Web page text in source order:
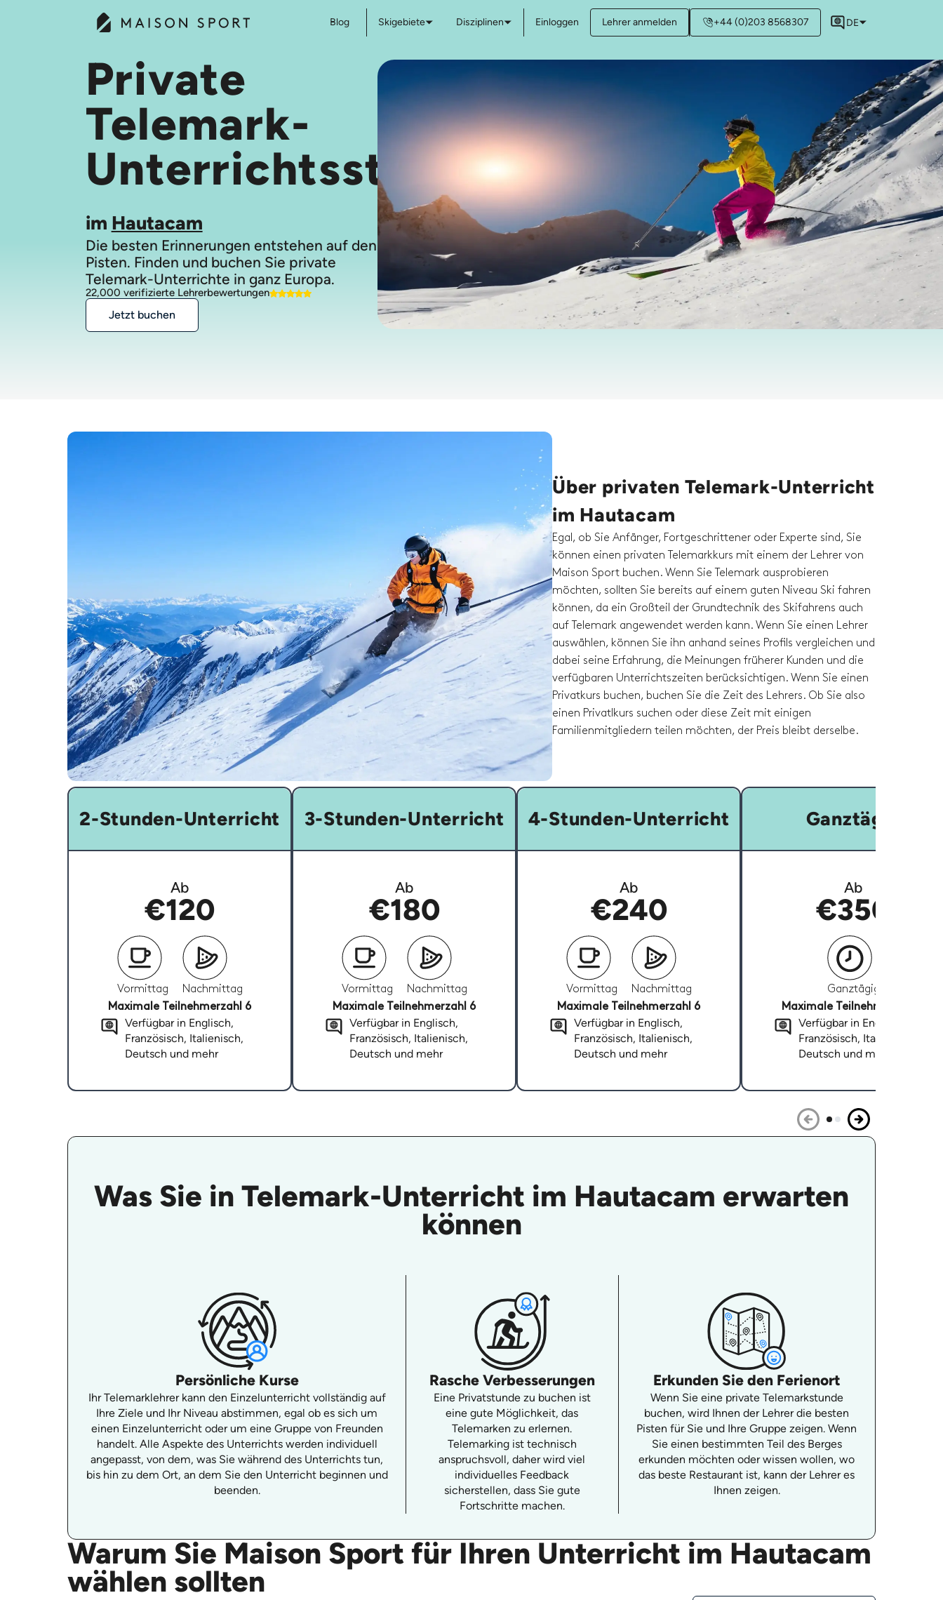
Blog Skigebiete Disziplinen Einloggen Lehrer anmelden +44 (0)203 8568307 DE
Private
Telemark-
Unterrichtsstunden
im Hautacam
Die besten Erinnerungen entstehen auf den
Pisten. Finden und buchen Sie private
Telemark-Unterrichte in ganz Europa.
22,000 verifizierte Lehrerbewertungen
Jetzt buchen
Über privaten Telemark-Unterricht
im Hautacam
Egal, ob Sie Anfänger, Fortgeschrittener oder Experte sind, Sie
können einen privaten Telemarkkurs mit einem der Lehrer von
Maison Sport buchen. Wenn Sie Telemark ausprobieren
möchten, sollten Sie bereits auf einem guten Niveau Ski fahren
können, da ein Großteil der Grundtechnik des Skifahrens auch
auf Telemark angewendet werden kann. Wenn Sie einen Lehrer
auswählen, können Sie ihn anhand seines Profils vergleichen und
dabei seine Erfahrung, die Meinungen früherer Kunden und die
verfügbaren Unterrichtszeiten berücksichtigen. Wenn Sie einen
Privatkurs buchen, buchen Sie die Zeit des Lehrers. Ob Sie also
einen Privatlkurs suchen oder diese Zeit mit einigen
Familienmitgliedern teilen möchten, der Preis bleibt derselbe.
2-Stunden-Unterricht
Ab
€120
Vormittag
Nachmittag
Maximale Teilnehmerzahl 6
Verfügbar in Englisch,
Französisch, Italienisch,
Deutsch und mehr
3-Stunden-Unterricht
Ab
€180
Vormittag
Nachmittag
Maximale Teilnehmerzahl 6
Verfügbar in Englisch,
Französisch, Italienisch,
Deutsch und mehr
4-Stunden-Unterricht
Ab
€240
Vormittag
Nachmittag
Maximale Teilnehmerzahl 6
Verfügbar in Englisch,
Französisch, Italienisch,
Deutsch und mehr
Ganztägig
Ab
€350
Ganztägig
Maximale Teilnehmerzahl 6
Verfügbar in Englisch,
Französisch, Italienisch,
Deutsch und mehr
Was Sie in Telemark-Unterricht im Hautacam erwarten
können
Persönliche Kurse
Ihr Telemarklehrer kann den Einzelunterricht vollständig auf
Ihre Ziele und Ihr Niveau abstimmen, egal ob es sich um
einen Einzelunterricht oder um eine Gruppe von Freunden
handelt. Alle Aspekte des Unterrichts werden individuell
angepasst, von dem, was Sie während des Unterrichts tun,
bis hin zu dem Ort, an dem Sie den Unterricht beginnen und
beenden.
Rasche Verbesserungen
Eine Privatstunde zu buchen ist
eine gute Möglichkeit, das
Telemarken zu erlernen.
Telemarking ist technisch
anspruchsvoll, daher wird viel
individuelles Feedback
sicherstellen, dass Sie gute
Fortschritte machen.
Erkunden Sie den Ferienort
Wenn Sie eine private Telemarkstunde
buchen, wird Ihnen der Lehrer die besten
Pisten für Sie und Ihre Gruppe zeigen. Wenn
Sie einen bestimmten Teil des Berges
erkunden möchten oder wissen wollen, wo
das beste Restaurant ist, kann der Lehrer es
Ihnen zeigen.
Warum Sie Maison Sport für Ihren Unterricht im Hautacam
wählen sollten